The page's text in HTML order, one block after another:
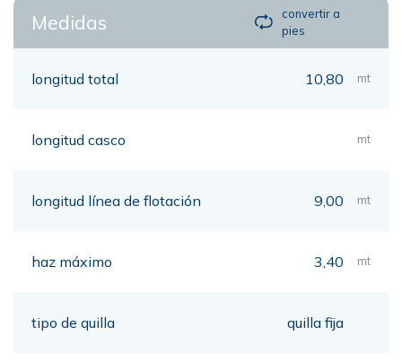
Medidas
convertir a
pies
longitud total 10,80 mt
longitud casco mt
longitud línea de flotación 9,00 mt
haz máximo 3,40 mt
tipo de quilla quilla fija